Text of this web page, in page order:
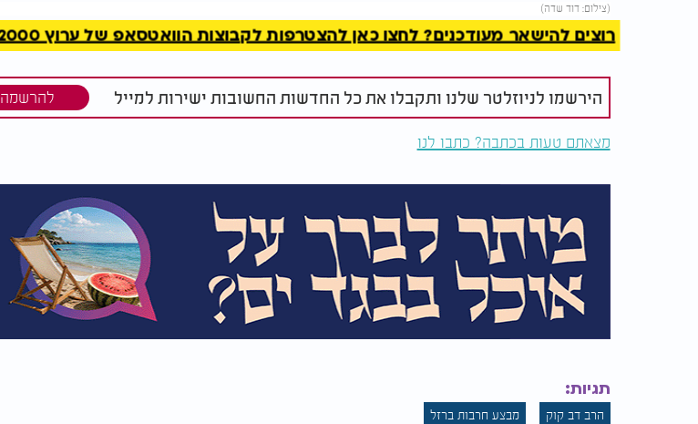
(צילום: דוד שדה)
רוצים להישאר מעודכנים? לחצו כאן להצטרפות לקבוצות הוואטסאפ של ערוץ 2000 >>>
הירשמו לניוזלטר שלנו ותקבלו את כל החדשות החשובות ישירות למייל להרשמה
מצאתם טעות בכתבה? כתבו לנו
תגיות:
הרב דב קוק מבצע חרבות ברזל